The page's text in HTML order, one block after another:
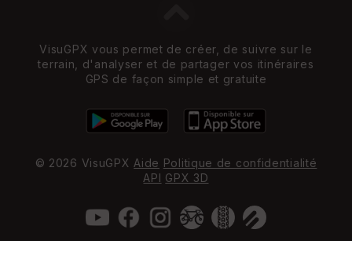
VisuGPX vous permet de créer, de suivre sur le
terrain, d'analyser et de partager vos itinéraires
GPS de façon simple et gratuite
© 2026 VisuGPX Aide Politique de confidentialité
API GPX 3D